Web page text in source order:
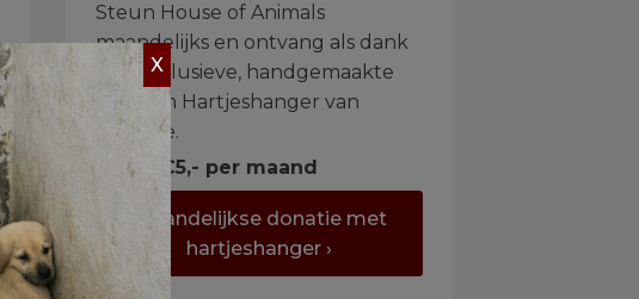
Steun House of Animals
maandelijks en ontvang als dank
een exclusieve, handgemaakte
metalen Hartjeshanger van
Birdwise.
Vanaf €5,- per maand
Maandelijkse donatie met
hartjeshanger ›
X